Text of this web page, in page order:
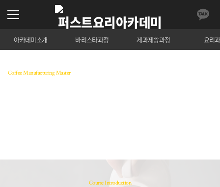
아카데미소개 바리스타과정 제과제빵과정 요리
Coffee Manufacturing Master
Course Introduction